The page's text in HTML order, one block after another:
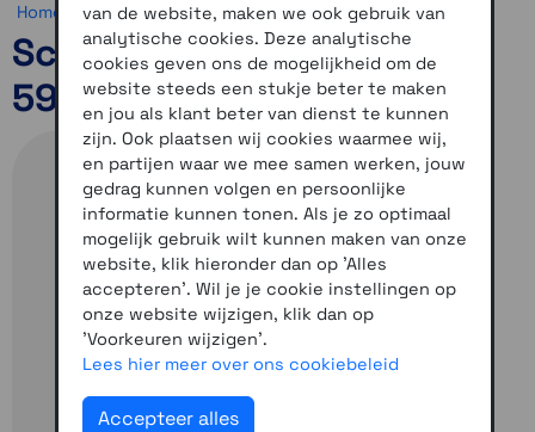
Home >Motor >Helmen >Schuberth C5
Schuberth C5 Zenith Blue
59
van de website, maken we ook gebruik van
analytische cookies. Deze analytische
cookies geven ons de mogelijkheid om de
website steeds een stukje beter te maken
en jou als klant beter van dienst te kunnen
zijn. Ook plaatsen wij cookies waarmee wij,
en partijen waar we mee samen werken, jouw
gedrag kunnen volgen en persoonlijke
informatie kunnen tonen. Als je zo optimaal
mogelijk gebruik wilt kunnen maken van onze
website, klik hieronder dan op 'Alles
accepteren'. Wil je je cookie instellingen op
onze website wijzigen, klik dan op
'Voorkeuren wijzigen'.
Lees hier meer over ons cookiebeleid
Accepteer alles